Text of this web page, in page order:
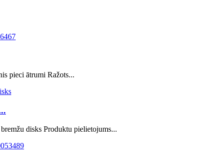
pieci ātrumi Ražots...
disks Produktu pielietojums...